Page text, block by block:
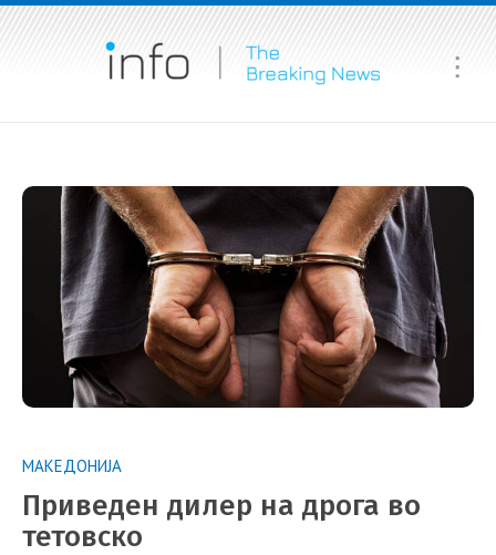
МАКЕДОНИЈА
Приведен дилер на дрога во
тетовско